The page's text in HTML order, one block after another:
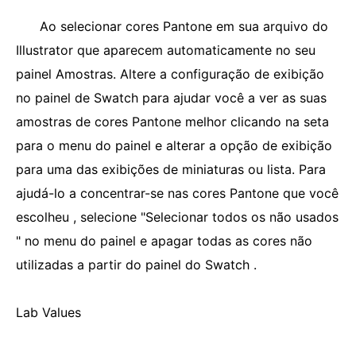
Ao selecionar cores Pantone em sua arquivo do
Illustrator que aparecem automaticamente no seu
painel Amostras. Altere a configuração de exibição
no painel de Swatch para ajudar você a ver as suas
amostras de cores Pantone melhor clicando na seta
para o menu do painel e alterar a opção de exibição
para uma das exibições de miniaturas ou lista. Para
ajudá-lo a concentrar-se nas cores Pantone que você
escolheu , selecione "Selecionar todos os não usados
​​" no menu do painel e apagar todas as cores não
utilizadas a partir do painel do Swatch .
Lab Values ​​